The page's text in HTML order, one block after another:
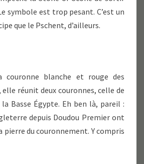
symbole est trop pesant. C’est un
que le Pschent, d’ailleurs.
couronne blanche et rouge des
réunit deux couronnes, celle de
Basse Égypte. Eh ben là, pareil :
depuis Doudou Premier ont
pierre du couronnement. Y compris